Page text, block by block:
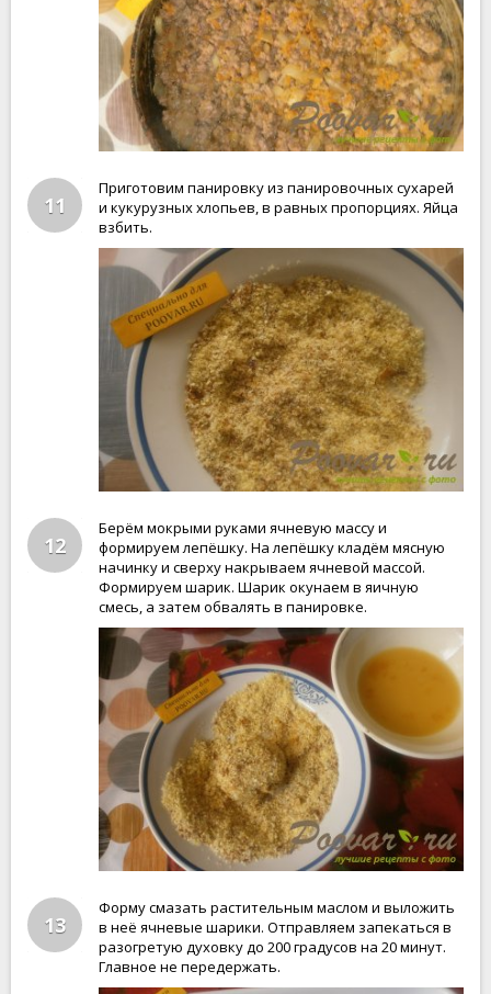
11
Приготовим панировку из панировочных сухарей
и кукурузных хлопьев, в равных пропорциях. Яйца
взбить.
12
Берём мокрыми руками ячневую массу и
формируем лепёшку. На лепёшку кладём мясную
начинку и сверху накрываем ячневой массой.
Формируем шарик. Шарик окунаем в яичную
смесь, а затем обвалять в панировке.
13
Форму смазать растительным маслом и выложить
в неё ячневые шарики. Отправляем запекаться в
разогретую духовку до 200 градусов на 20 минут.
Главное не передержать.